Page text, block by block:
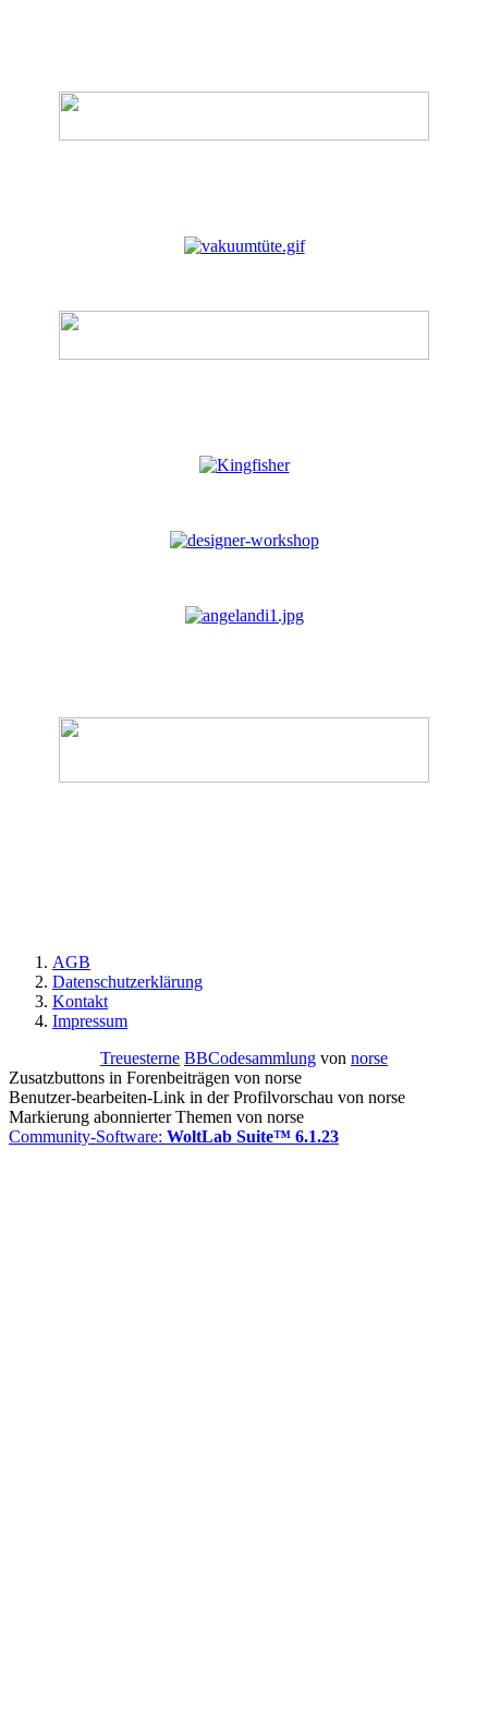
AGB
Datenschutzerklärung
Kontakt
Impressum
Treuesterne BBCodesammlung von norse
Zusatzbuttons in Forenbeiträgen von norse
Benutzer-bearbeiten-Link in der Profilvorschau von norse
Markierung abonnierter Themen von norse
Community-Software: WoltLab Suite™ 6.1.23